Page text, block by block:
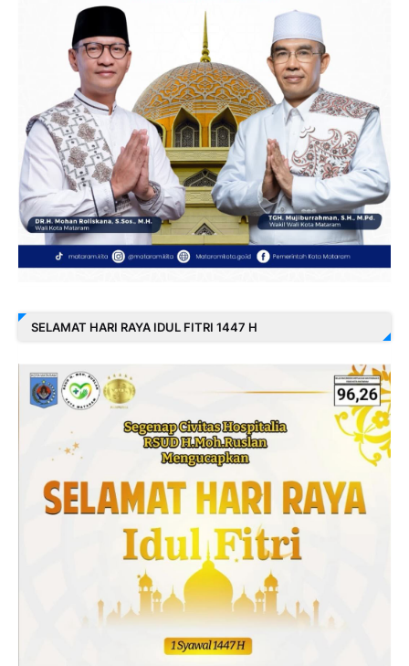
SELAMAT HARI RAYA IDUL FITRI 1447 H